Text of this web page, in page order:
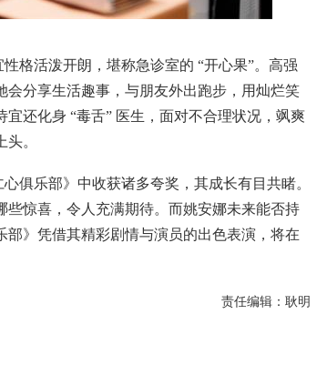
格活泼开朗，堪称急诊室的 “开心果”。高强
分享生活趣事，与朋友外出跑步，用灿烂笑
还化身 “毒舌” 医生，面对不合理状况，飒爽
。
俱乐部》中收获诸多夸奖，其成长有目共睹。
惊喜，令人充满期待。而姚安娜未来能否持
》凭借其精彩剧情与演员的出色表演，将在
责任编辑：耿明